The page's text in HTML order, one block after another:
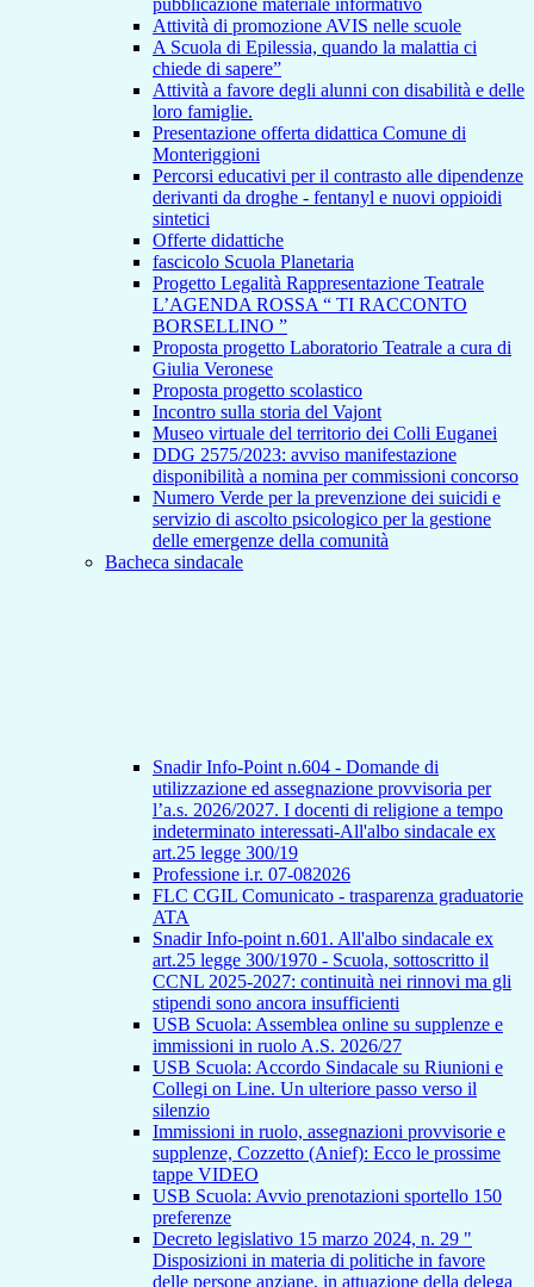
pubblicazione materiale informativo
Attività di promozione AVIS nelle scuole
A Scuola di Epilessia, quando la malattia ci
chiede di sapere”
Attività a favore degli alunni con disabilità e delle
loro famiglie.
Presentazione offerta didattica Comune di
Monteriggioni
Percorsi educativi per il contrasto alle dipendenze
derivanti da droghe - fentanyl e nuovi oppioidi
sintetici
Offerte didattiche
fascicolo Scuola Planetaria
Progetto Legalità Rappresentazione Teatrale
L’AGENDA ROSSA “ TI RACCONTO
BORSELLINO ”
Proposta progetto Laboratorio Teatrale a cura di
Giulia Veronese
Proposta progetto scolastico
Incontro sulla storia del Vajont
Museo virtuale del territorio dei Colli Euganei
DDG 2575/2023: avviso manifestazione
disponibilità a nomina per commissioni concorso
Numero Verde per la prevenzione dei suicidi e
servizio di ascolto psicologico per la gestione
delle emergenze della comunità
Bacheca sindacale
Snadir Info-Point n.604 - Domande di
utilizzazione ed assegnazione provvisoria per
l’a.s. 2026/2027. I docenti di religione a tempo
indeterminato interessati-All'albo sindacale ex
art.25 legge 300/19
Professione i.r. 07-082026
FLC CGIL Comunicato - trasparenza graduatorie
ATA
Snadir Info-point n.601. All'albo sindacale ex
art.25 legge 300/1970 - Scuola, sottoscritto il
CCNL 2025-2027: continuità nei rinnovi ma gli
stipendi sono ancora insufficienti
USB Scuola: Assemblea online su supplenze e
immissioni in ruolo A.S. 2026/27
USB Scuola: Accordo Sindacale su Riunioni e
Collegi on Line. Un ulteriore passo verso il
silenzio
Immissioni in ruolo, assegnazioni provvisorie e
supplenze, Cozzetto (Anief): Ecco le prossime
tappe VIDEO
USB Scuola: Avvio prenotazioni sportello 150
preferenze
Decreto legislativo 15 marzo 2024, n. 29 "
Disposizioni in materia di politiche in favore
delle persone anziane, in attuazione della delega